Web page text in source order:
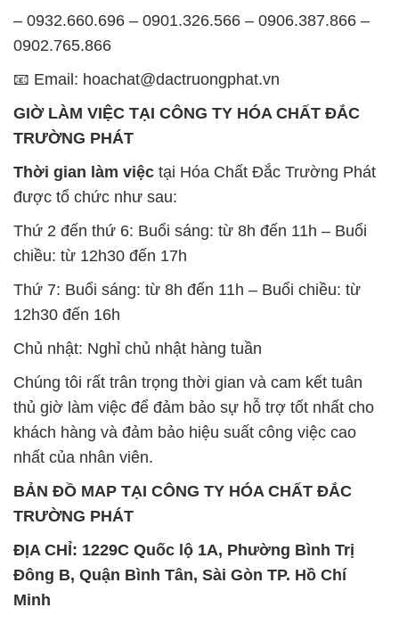
TRƯỜNG PHÁT
được tổ chức như sau:
Thứ 2 đến thứ 6: Buổi sáng: từ 8h đến 11h – Buổi
chiều: từ 12h30 đến 17h
Thứ 7: Buổi sáng: từ 8h đến 11h – Buổi chiều: từ
12h30 đến 16h
Chủ nhật: Nghỉ chủ nhật hàng tuần
thủ giờ làm việc để đảm bảo sự hỗ trợ tốt nhất cho
khách hàng và đảm bảo hiệu suất công việc cao
nhất của nhân viên.
BẢN ĐỒ MAP TẠI CÔNG TY HÓA CHẤT ĐẮC
TRƯỜNG PHÁT
ĐỊA CHỈ: 1229C Quốc lộ 1A, Phường Bình Trị
Đông B, Quận Bình Tân, Sài Gòn TP. Hồ Chí
Minh